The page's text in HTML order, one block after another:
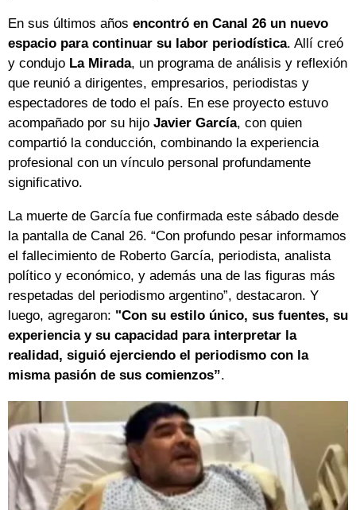
En sus últimos años encontró en Canal 26 un nuevo
espacio para continuar su labor periodística. Allí creó
y condujo La Mirada, un programa de análisis y reflexión
que reunió a dirigentes, empresarios, periodistas y
espectadores de todo el país. En ese proyecto estuvo
acompañado por su hijo Javier García, con quien
compartió la conducción, combinando la experiencia
profesional con un vínculo personal profundamente
significativo.
La muerte de García fue confirmada este sábado desde
la pantalla de Canal 26. “Con profundo pesar informamos
el fallecimiento de Roberto García, periodista, analista
político y económico, y además una de las figuras más
respetadas del periodismo argentino”, destacaron. Y
luego, agregaron: "Con su estilo único, sus fuentes, su
experiencia y su capacidad para interpretar la
realidad, siguió ejerciendo el periodismo con la
misma pasión de sus comienzos”.